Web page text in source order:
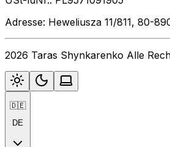
Adresse: Heweliusza 11/811, 80-
2026 Taras Shynkarenko Alle
🇩🇪
DE